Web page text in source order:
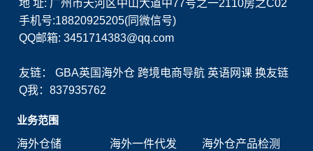
地 址: 广州市天河区中山大道中77号之一2110房之C02
手机号:18820925205(同微信号)
QQ邮箱: 3451714383@qq.com
友链：GBA英国海外仓 跨境电商导航 英语网课 换友链
Q我：837935762
业务范围
海外仓储
海外一件代发
海外仓产品检测